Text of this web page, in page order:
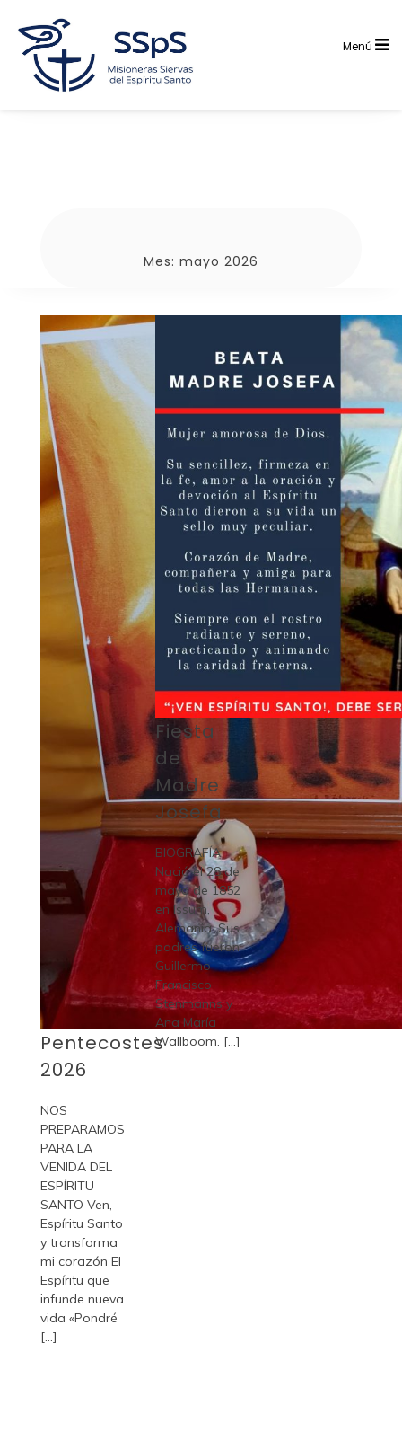
contenido
Menú
Mes: mayo 2026
Pentecostes
2026
NOS
PREPARAMOS
PARA LA
VENIDA DEL
ESPÍRITU
SANTO Ven,
Espíritu Santo
y transforma
mi corazón El
Espíritu que
infunde nueva
vida «Pondré
[...]
Fiesta
de
Madre
Josefa
BIOGRAFÍA
Nació el 28 de
mayo de 1852
en Issum,
Alemania. Sus
padres fueron
Guillermo
Francisco
Stenmanns y
Ana María
Wallboom. [...]